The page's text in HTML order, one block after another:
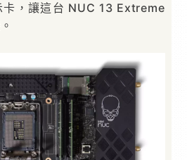
卡，讓這台 NUC 13 Extreme